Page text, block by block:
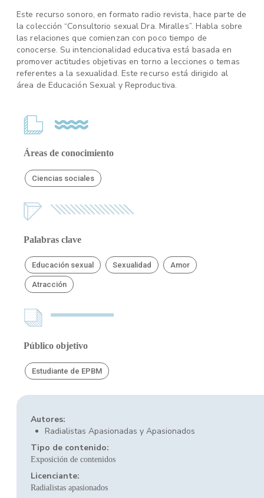
Este recurso sonoro, en formato radio revista, hace parte de
la colección “Consultorio sexual Dra. Miralles”. Habla sobre
las relaciones que comienzan con poco tiempo de
conocerse. Su intencionalidad educativa está basada en
promover actitudes objetivas en torno a lecciones o temas
referentes a la sexualidad. Este recurso está dirigido al
área de Educación Sexual y Reproductiva.
Áreas de conocimiento
Ciencias sociales
Palabras clave
Educación sexual Sexualidad Amor
Atracción
Público objetivo
Estudiante de EPBM
Autores:
Radialistas Apasionadas y Apasionados
Tipo de contenido:
Exposición de contenidos
Licenciante:
Radialistas apasionados